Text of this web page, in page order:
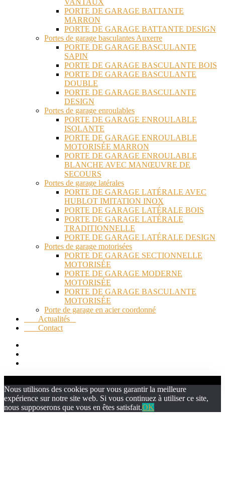
VANTAUX
PORTE DE GARAGE BATTANTE
MARRON
PORTE DE GARAGE BATTANTE DESIGN
Portes de garage basculantes Auxerre
PORTE DE GARAGE BASCULANTE
SAPIN
PORTE DE GARAGE BASCULANTE BOIS
PORTE DE GARAGE BASCULANTE
DOUBLE
PORTE DE GARAGE BASCULANTE
DESIGN
Portes de garage enroulables
PORTE DE GARAGE ENROULABLE
ISOLANTE
PORTE DE GARAGE ENROULABLE
MOTORISÉE MARRON
PORTE DE GARAGE ENROULABLE
BLANCHE AVEC MANŒUVRE DE
SECOURS
Portes de garage latérales
PORTE DE GARAGE LATÉRALE AVEC
HUBLOT IMITATION INOX
PORTE DE GARAGE LATÉRALE BOIS
PORTE DE GARAGE LATÉRALE
TRADITIONNELLE
PORTE DE GARAGE LATÉRALE DESIGN
Portes de garage motorisées
PORTE DE GARAGE SECTIONNELLE
MOTORISÉE
PORTE DE GARAGE MODERNE
MOTORISÉE
PORTE DE GARAGE BASCULANTE
MOTORISÉE
Porte de garage en acier coordonné
Actualités
Contact
Nous utilisons des cookies pour vous garantir la meilleure
expérience sur notre site web. Si vous continuez à utiliser ce site,
nous supposerons que vous en êtes satisfait.OK